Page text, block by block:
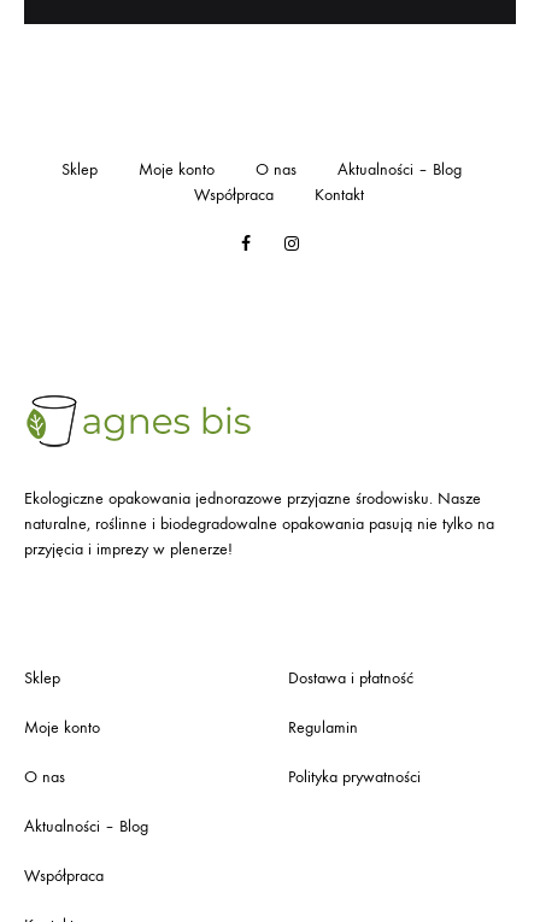
FacebookInstagram
Sklep Moje konto O nas
Aktualności – Blog
Współpraca
Kontakt
Ekologiczne opakowania jednorazowe przyjazne środowisku. Nasze
naturalne, roślinne i biodegradowalne opakowania pasują nie tylko na
przyjęcia i imprezy w plenerze!
Sklep
Moje konto
O nas
Aktualności – Blog
Współpraca
Dostawa i płatność
Regulamin
Polityka prywatności